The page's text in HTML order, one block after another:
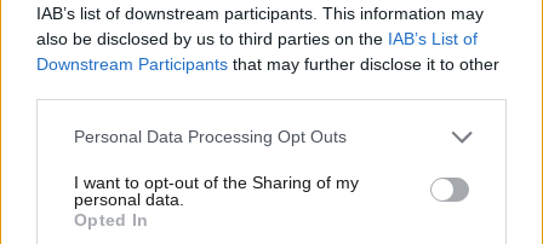
IAB’s list of downstream participants. This information may
also be disclosed by us to third parties on the IAB’s List of
Downstream Participants that may further disclose it to other
Please note that this website/app uses one or more Google
not limited to your visit or usage behaviour. You may click to
grant or deny consent to Google and its third-party tags to
use your data for below specified purposes in below Google
Personal Data Processing Opt Outs
I want to opt-out of the Sharing of my
personal data.
Opted In